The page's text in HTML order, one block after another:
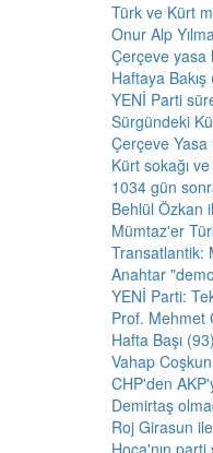
Türk ve Kürt
Onur Alp
Çerçeve yasa
Haftaya
YENİ Parti
Sürgündeki
Çerçeve
Kürt sokağı
1034 gün
Behlül Özkan
Mümtaz'er
Transatlantik:
Anahtar
YENİ Parti:
Prof. Mehmet
Hafta Başı
Vahap
CHP'den
Demirtaş
Roj Girasun
Hoca'nın parti